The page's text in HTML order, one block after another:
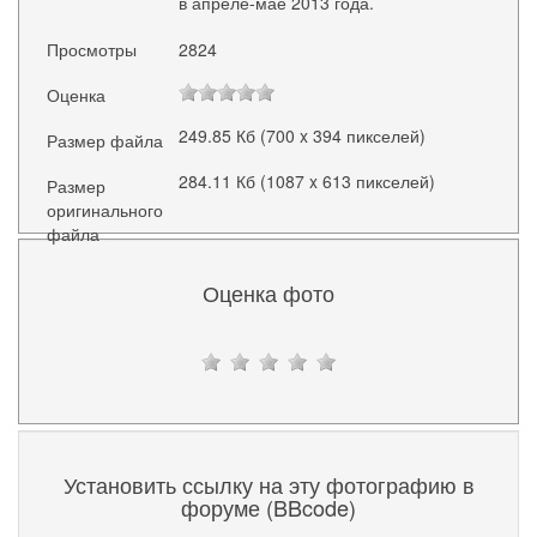
Просмотры
2824
Оценка
Размер файла
249.85 Кб (700 x 394 пикселей)
Размер
оригинального
файла
284.11 Кб (1087 x 613 пикселей)
Оценка фото
Установить ссылку на эту фотографию в
форуме (BBcode)